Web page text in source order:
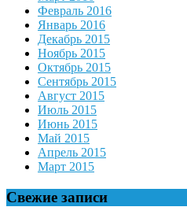
Февраль 2016
Январь 2016
Декабрь 2015
Ноябрь 2015
Октябрь 2015
Сентябрь 2015
Август 2015
Июль 2015
Июнь 2015
Май 2015
Апрель 2015
Март 2015
Свежие записи